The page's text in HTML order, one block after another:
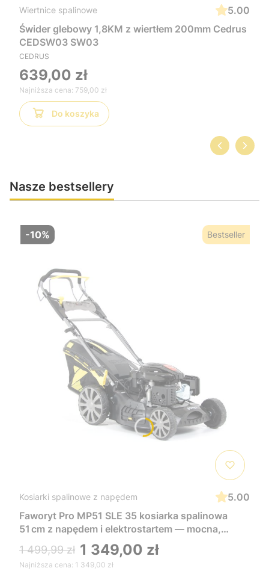
Wiertnice spalinowe
5.00
Świder glebowy 1,8KM z wiertłem 200mm Cedrus
CEDSW03 SW03
CEDRUS
639,00 zł
Najniższa cena: 759,00 zł
Do koszyka
Nasze bestsellery
-10% Bestseller
Kosiarki spalinowe z napędem
5.00
Faworyt Pro MP51 SLE 35 kosiarka spalinowa
51 cm z napędem i elektrostartem — mocna,
wygodna i łatwa w uruchomieniu, idealna do
dużych trawników
1 499,99 zł 1 349,00 zł
Najniższa cena: 1 349,00 zł